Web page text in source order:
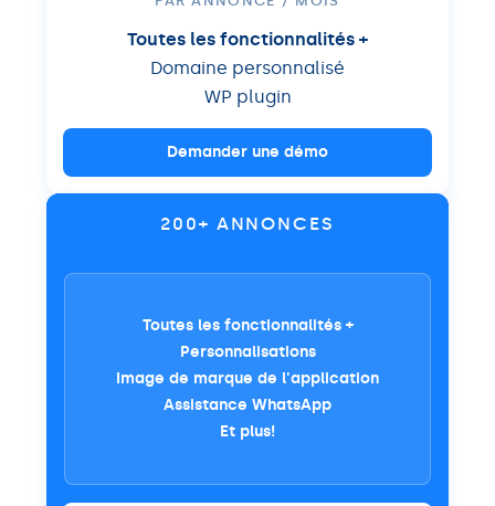
Toutes les fonctionnalités +
Domaine personnalisé
WP plugin
Demander une démo
200+ ANNONCES
Toutes les fonctionnalités +
Personnalisations
Image de marque de l'application
Assistance WhatsApp
Et plus!